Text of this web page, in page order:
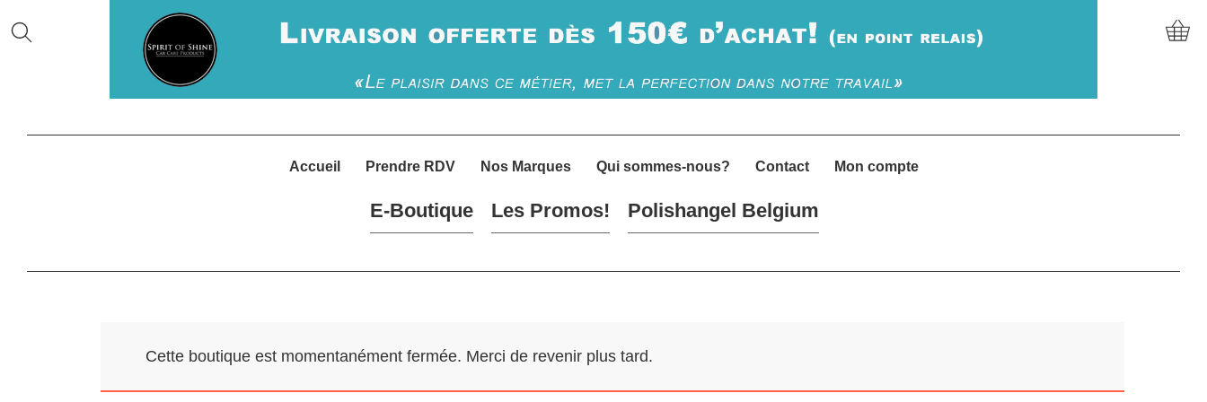
Accueil Prendre RDV Nos Marques Qui sommes-nous? Contact Mon compte
E-Boutique Les Promos! Polishangel Belgium
Cette boutique est momentanément fermée. Merci de revenir plus tard.